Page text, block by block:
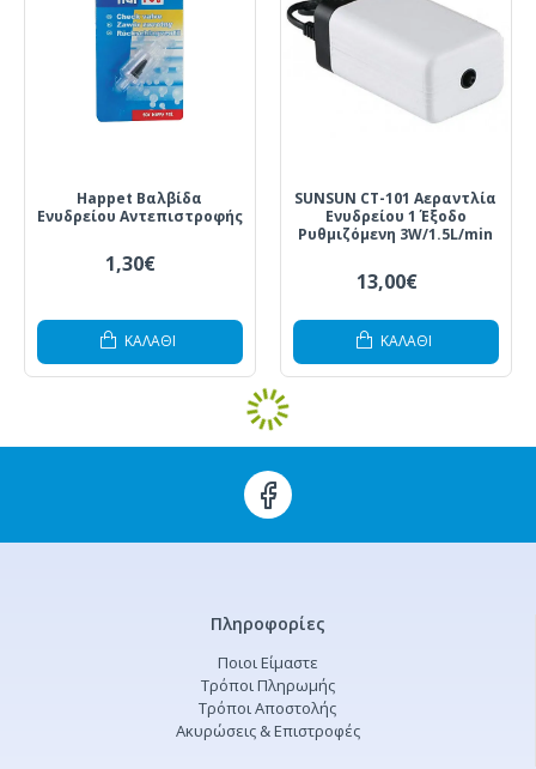
Happet Βαλβίδα
Ενυδρείου Αντεπιστροφής
1,30€
ΚΑΛΆΘΙ
SUNSUN CT-101 Αεραντλία
Ενυδρείου 1 Έξοδο
Ρυθμιζόμενη 3W/1.5L/min
13,00€
ΚΑΛΆΘΙ
Πληροφορίες
Ποιοι Είμαστε
Τρόποι Πληρωμής
Τρόποι Αποστολής
Ακυρώσεις & Επιστροφές